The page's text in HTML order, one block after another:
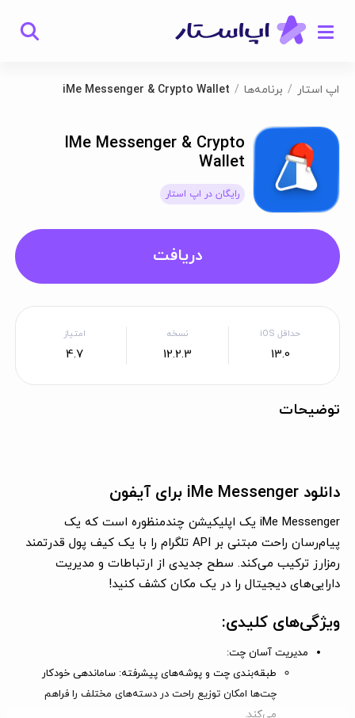
اپ استار برنامه‌ها iMe Messenger & Crypto Wallet
IMe Messenger & Crypto
Wallet
رایگان در اپ استار
دریافت
حداقل iOS
13.0
نسخه
12.2.3
امتیاز
4.7
توضیحات
دانلود iMe Messenger برای آیفون
iMe Messenger یک اپلیکیشن چندمنظوره است که یک
پیام‌رسان راحت مبتنی بر API تلگرام را با یک کیف پول قدرتمند
رمزارز ترکیب می‌کند. سطح جدیدی از ارتباطات و مدیریت
دارایی‌های دیجیتال را در یک مکان کشف کنید!
ویژگی‌های کلیدی:
مدیریت آسان چت:
طبقه‌بندی چت و پوشه‌های پیشرفته: ساماندهی خودکار
چت‌ها امکان توزیع راحت در دسته‌های مختلف را فراهم
می‌کند.